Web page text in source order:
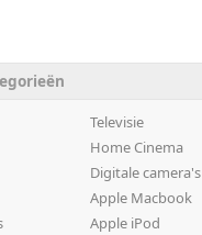
Televisie
Home Cinema
Digitale camera's
Apple Macbook
Apple iPod